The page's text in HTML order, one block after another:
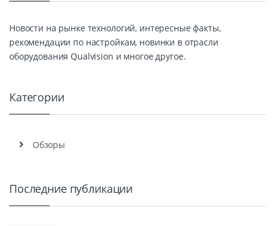
Новости на рынке технологий, интересные факты,
рекомендации по настройкам, новинки в отрасли
оборудования Qualvision и многое другое.
Категории
Обзоры
Последние публикации